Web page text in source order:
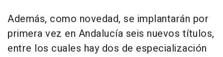
Además, como novedad, se implantarán por
primera vez en Andalucía seis nuevos títulos,
entre los cuales hay dos de especialización